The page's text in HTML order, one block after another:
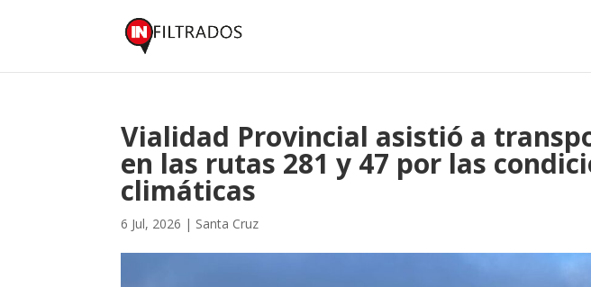
Vialidad Provincial asistió a
en las rutas 281 y 47 por las
climáticas
6 Jul, 2026 | Santa Cruz